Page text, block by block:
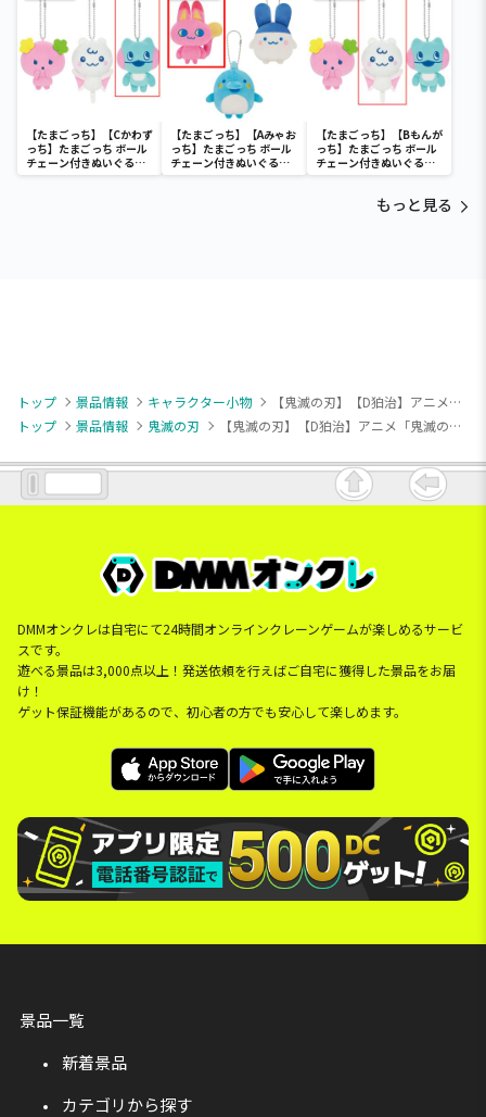
【たまごっち】【Cかわず
っち】たまごっち ボール
チェーン付きぬいぐるみ
～Tamagotchi
【たまごっち】【Aみゃお
っち】たまごっち ボール
チェーン付きぬいぐるみ
～Tamagotchi
【たまごっち】【Bもんが
っち】たまごっち ボール
チェーン付きぬいぐるみ
～Tamagotchi
もっと見る
トップ 景品情報 キャラクター小物
【鬼滅の刃】【D狛治】アニメ「鬼滅の刃」ちびぐるみvol.6
トップ
景品情報 鬼滅の刃 【鬼滅の刃】【D狛治】アニメ「鬼滅の刃」ちびぐるみvol.6
DMMオンクレは自宅にて24時間オンラインクレーンゲームが楽しめるサービ
スです。
遊べる景品は3,000点以上！発送依頼を行えばご自宅に獲得した景品をお届
け！
ゲット保証機能があるので、初心者の方でも安心して楽しめます。
景品一覧
新着景品
カテゴリから探す